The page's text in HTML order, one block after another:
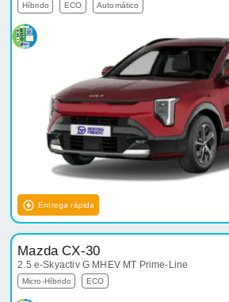
Híbrido ECO Automático
Entrega rápida
Mazda CX-30
2.5 e-Skyactiv G MHEV MT Prime-Line
Micro-Híbrido ECO